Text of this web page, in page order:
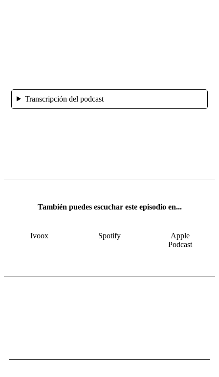
Transcripción del podcast
También puedes escuchar este episodio en...
Ivoox Spotify
Apple
Podcast